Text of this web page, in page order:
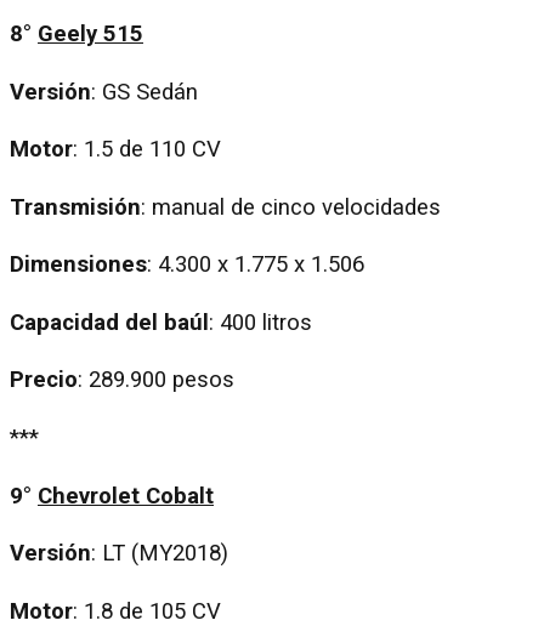
8° Geely 515
Versión: GS Sedán
Motor: 1.5 de 110 CV
Transmisión: manual de cinco velocidades
Dimensiones: 4.300 x 1.775 x 1.506
Capacidad del baúl : 400 litros
Precio: 289.900 pesos
***
9° Chevrolet Cobalt
Versión: LT (MY2018)
Motor: 1.8 de 105 CV